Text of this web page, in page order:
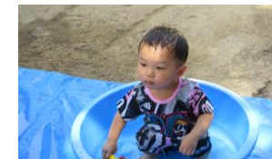
グループ施設・
関係先リンク
学校法⼈鴨⾕学園 鳳幼稚園
学校法⼈諏訪森学園 諏訪森幼稚
園